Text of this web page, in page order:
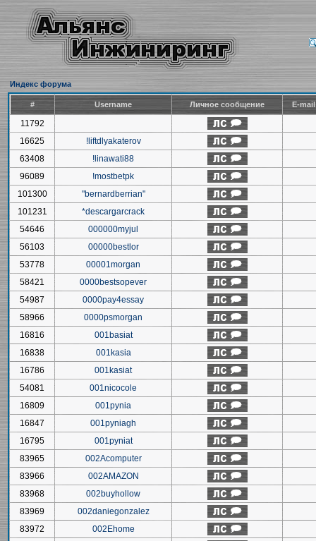
Индекс форума
# Username Личное сообщение E-
11792
16625
!liftdlyakaterov
63408
!linawati88
96089
!mostbetpk
101300
"bernardberrian"
101231
*descargarcrack
54646
000000myjul
56103
00000bestlor
53778
00001morgan
58421
0000bestsopever
54987
0000pay4essay
58966
0000psmorgan
16816
001basiat
16838
001kasia
16786
001kasiat
54081
001nicocole
16809
001pynia
16847
001pyniagh
16795
001pyniat
83965
002Acomputer
83966
002AMAZON
83968
002buyhollow
83969
002daniegonzalez
83972
002Ehome